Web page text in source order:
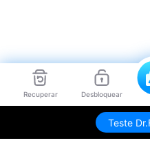
Recuperar Desbloquear
Teste